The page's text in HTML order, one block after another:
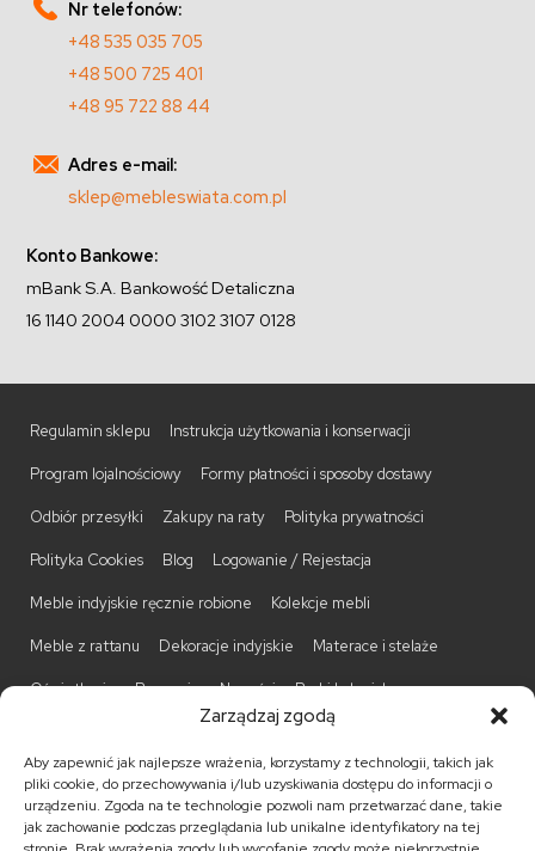
Zarządzaj zgodą
Aby zapewnić jak najlepsze wrażenia, korzystamy z technologii, takich jak
pliki cookie, do przechowywania i/lub uzyskiwania dostępu do informacji o
urządzeniu. Zgoda na te technologie pozwoli nam przetwarzać dane, takie
jak zachowanie podczas przeglądania lub unikalne identyfikatory na tej
Nr telefonów:
+48 535 035 705
+48 500 725 401
+48 95 722 88 44
Adres e-mail:
sklep@mebleswiata.com.pl
Konto Bankowe:
mBank S.A. Bankowość Detaliczna
16 1140 2004 0000 3102 3107 0128
Regulamin sklepu Instrukcja użytkowania i konserwacji
Program lojalnościowy Formy płatności i sposoby dostawy
Odbiór przesyłki Zakupy na raty Polityka prywatności
Polityka Cookies Blog Logowanie / Rejestacja
Meble indyjskie ręcznie robione Kolekcje mebli
Meble z rattanu Dekoracje indyjskie Materace i stelaże
Oświetlenie Promocje Nowości Barki kolonialne
Komody kolonialne Krzesła kolonialne
Kufry indyjskie Ławki kolonialne Łóżka kolonialne
Parawany kolonialne Półki kolonialne Regały kolonialne